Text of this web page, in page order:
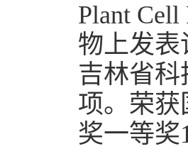
Plant Cell
物上发表
吉林省
项。荣
奖一等奖